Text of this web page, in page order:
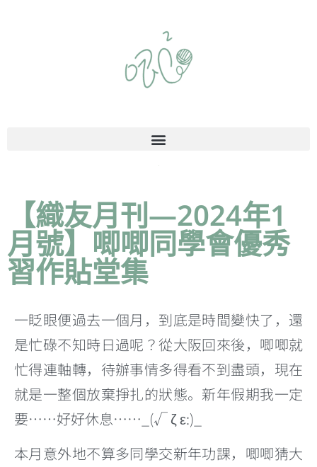
【織友月刊—2024年1
月號】唧唧同學會優秀
習作貼堂集
一眨眼便過去一個月，到底是時間變快了，還
是忙碌不知時日過呢？從大阪回來後，唧唧就
忙得連軸轉，待辦事情多得看不到盡頭，現在
就是一整個放棄掙扎的狀態。新年假期我一定
要……好好休息……_(√ ζ ε:)_
本月意外地不算多同學交新年功課，唧唧猜大